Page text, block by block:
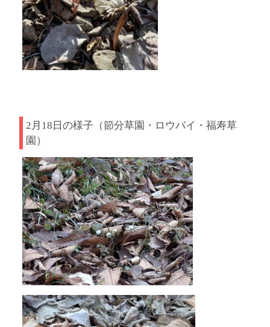
2月18日の様子（節分草園・ロウバイ・福寿草
園）